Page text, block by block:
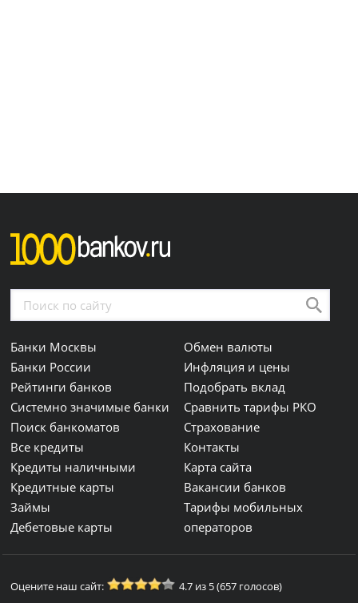
Банки Москвы
Банки России
Рейтинги банков
Системно значимые банки
Поиск банкоматов
Все кредиты
Кредиты наличными
Кредитные карты
Займы
Дебетовые карты
Обмен валюты
Инфляция и цены
Подобрать вклад
Сравнить тарифы РКО
Страхование
Контакты
Карта сайта
Вакансии банков
Тарифы мобильных
операторов
Оцените наш сайт: 4.7 из 5 (657 голосов)